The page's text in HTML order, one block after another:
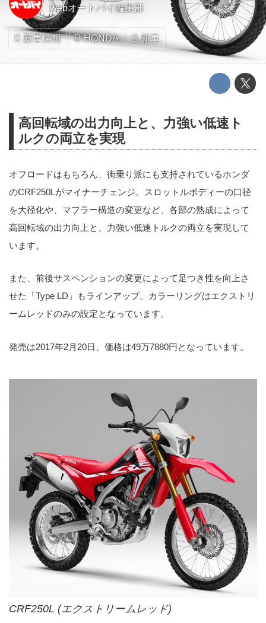
webオートバイ編集部
新車情報 HONDA 新車
高回転域の出力向上と、力強い低速ト
ルクの両立を実現
オフロードはもちろん、街乗り派にも支持されているホンダ
のCRF250Lがマイナーチェンジ。スロットルボディーの口径
を大径化や、マフラー構造の変更など、各部の熟成によって
高回転域の出力向上と、力強い低速トルクの両立を実現して
います。
また、前後サスペンションの変更によって足つき性を向上さ
せた「Type LD」もラインアップ。カラーリングはエクストリ
ームレッドのみの設定となっています。
発売は2017年2月20日、価格は49万7880円となっています。
CRF250L (エクストリームレッド)